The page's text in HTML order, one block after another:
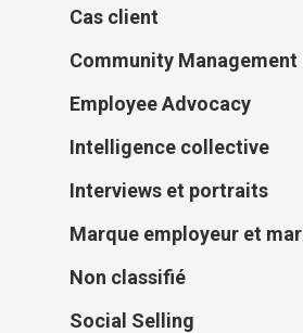
Cas client
Community Management
Employee Advocacy
Intelligence collective
Interviews et portraits
Marque employeur et
Non classifié
Social Selling